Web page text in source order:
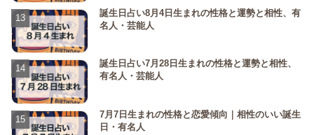
誕生日占い8月4日生まれの性格と運勢と相性、有
名人・芸能人
誕生日占い7月28日生まれの性格と運勢と相性、
有名人・芸能人
7月7日生まれの性格と恋愛傾向｜相性のいい誕生
日・有名人